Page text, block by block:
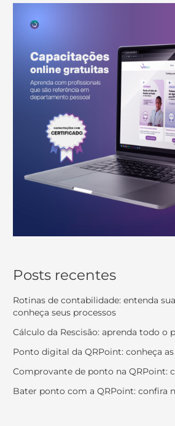
Posts recentes
Rotinas de contabilidade: entenda
conheça seus processos
Cálculo da Rescisão: aprenda todo o
Ponto digital da QRPoint: conheça
Comprovante de ponto na QRPoint:
Bater ponto com a QRPoint: confira